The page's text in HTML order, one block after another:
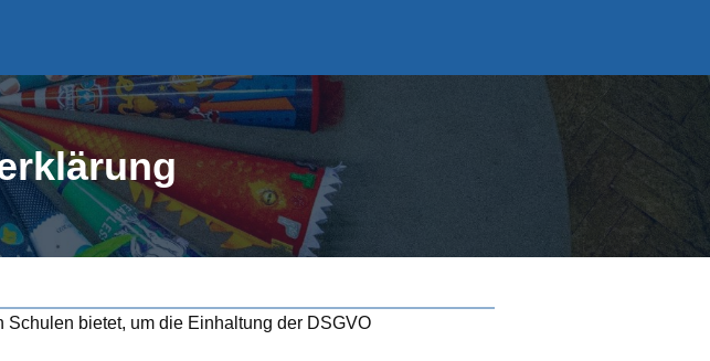
bietet, um die Einhaltung der DSGVO